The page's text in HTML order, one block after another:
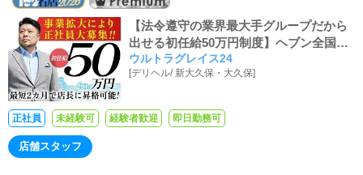
【法令遵守の業界最大手グループだから
出せる初任給50万円制度】ヘブン全国総
合1位、ヘブンプレミアム全国1位、日本
を代表する業界最大手！ウルトラグルー
あるアナタなら積極的に昇給・昇格させ
ることを約束します！！風俗のお仕事が
ウルトラグレイス24
[デリヘル/ 新大久保・大久保]
正社員 未経験可 経験者歓迎 即日勤務可
店舗スタッフ